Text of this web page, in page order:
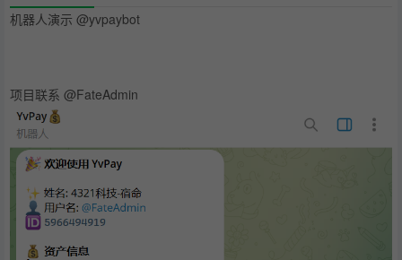
机器人演示 @yvpaybot
项目联系 @FateAdmin